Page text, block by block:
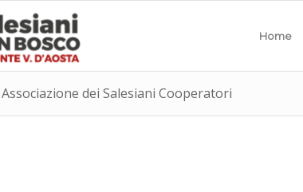
Home
dei Salesiani Cooperatori